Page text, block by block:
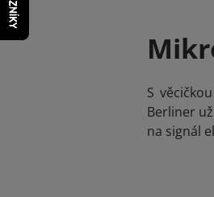
S
Berliner
na signál